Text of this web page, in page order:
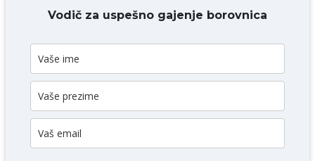
DODAJ KOMENTAR
Vodič za uspešno gajenje borovnica